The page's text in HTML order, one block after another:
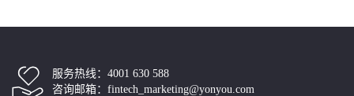
服务热线：4001 630 588
咨询邮箱：fintech_marketing@yonyou.com